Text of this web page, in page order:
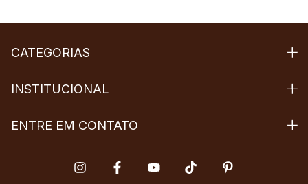
CATEGORIAS
INSTITUCIONAL
ENTRE EM CONTATO